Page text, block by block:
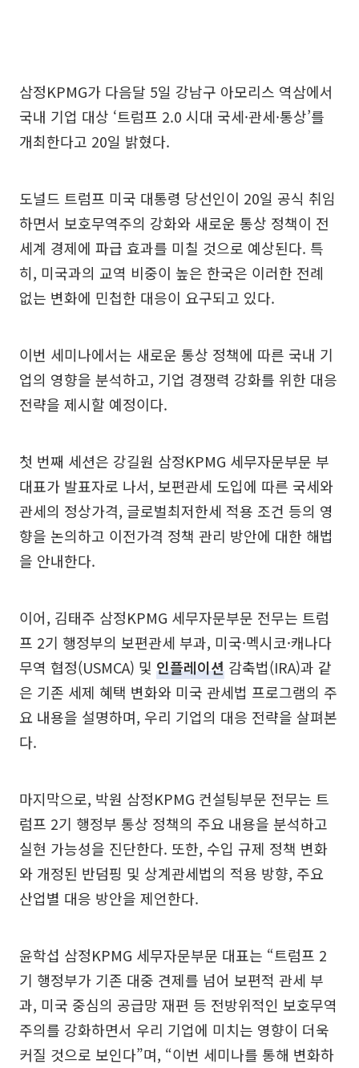
삼정KPMG가 다음달 5일 강남구 아모리스 역삼에서
국내 기업 대상 ‘트럼프 2.0 시대 국세·관세·통상’를
개최한다고 20일 밝혔다.
도널드 트럼프 미국 대통령 당선인이 20일 공식 취임
하면서 보호무역주의 강화와 새로운 통상 정책이 전
세계 경제에 파급 효과를 미칠 것으로 예상된다. 특
히, 미국과의 교역 비중이 높은 한국은 이러한 전례
없는 변화에 민첩한 대응이 요구되고 있다.
이번 세미나에서는 새로운 통상 정책에 따른 국내 기
업의 영향을 분석하고, 기업 경쟁력 강화를 위한 대응
전략을 제시할 예정이다.
첫 번째 세션은 강길원 삼정KPMG 세무자문부문 부
대표가 발표자로 나서, 보편관세 도입에 따른 국세와
관세의 정상가격, 글로벌최저한세 적용 조건 등의 영
향을 논의하고 이전가격 정책 관리 방안에 대한 해법
을 안내한다.
이어, 김태주 삼정KPMG 세무자문부문 전무는 트럼
프 2기 행정부의 보편관세 부과, 미국·멕시코·캐나다
무역 협정(USMCA) 및 인플레이션 감축법(IRA)과 같
은 기존 세제 혜택 변화와 미국 관세법 프로그램의 주
요 내용을 설명하며, 우리 기업의 대응 전략을 살펴본
다.
마지막으로, 박원 삼정KPMG 컨설팅부문 전무는 트
럼프 2기 행정부 통상 정책의 주요 내용을 분석하고
실현 가능성을 진단한다. 또한, 수입 규제 정책 변화
와 개정된 반덤핑 및 상계관세법의 적용 방향, 주요
산업별 대응 방안을 제언한다.
윤학섭 삼정KPMG 세무자문부문 대표는 “트럼프 2
기 행정부가 기존 대중 견제를 넘어 보편적 관세 부
과, 미국 중심의 공급망 재편 등 전방위적인 보호무역
주의를 강화하면서 우리 기업에 미치는 영향이 더욱
커질 것으로 보인다”며, “이번 세미나를 통해 변화하